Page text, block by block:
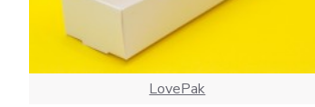
LovePak